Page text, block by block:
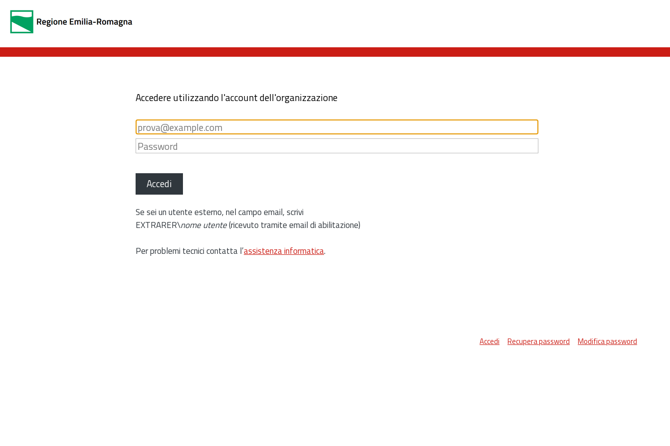
Accedere utilizzando l'account dell'organizzazione
Accedi
Se sei un utente esterno, nel campo email, scrivi
EXTRARER\nome utente(ricevuto tramite email di abilitazione)
Per problemi tecnici contatta l’assistenza informatica.
Accedi Recupera password Modifica password